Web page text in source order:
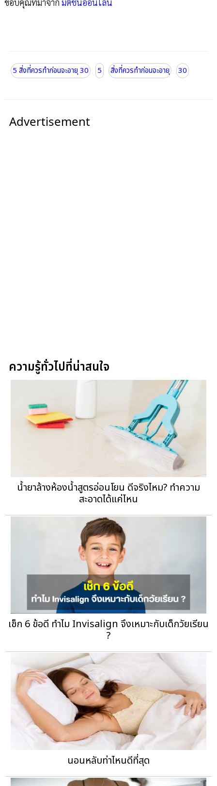
ขอบคุณที่มาจาก มติชนออนไลน์
5 สิ่งที่ควรทำก่อนจะอายุ 30 5 สิ่งที่ควรทำก่อนจะอายุ 30
Advertisement
ความรู้ทั่วไปที่น่าสนใจ
น้ำยาล้างห้องน้ำสูตรอ่อนโยน ดีจริงไหม? ทำความ
สะอาดได้แค่ไหน
เช็ก 6 ข้อดี ทำไม Invisalign จึงเหมาะกับเด็กวัยเรียน
?
นอนหลับท่าไหนดีที่สุด